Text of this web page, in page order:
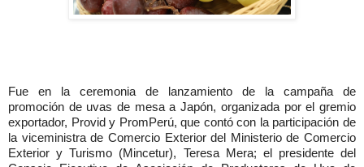
Fue en la ceremonia de lanzamiento de la campaña de
promoción de uvas de mesa a Japón, organizada por el gremio
exportador, Provid y PromPerú, que contó con la participación de
la viceministra de Comercio Exterior del Ministerio de Comercio
Exterior y Turismo (Mincetur), Teresa Mera; el presidente del